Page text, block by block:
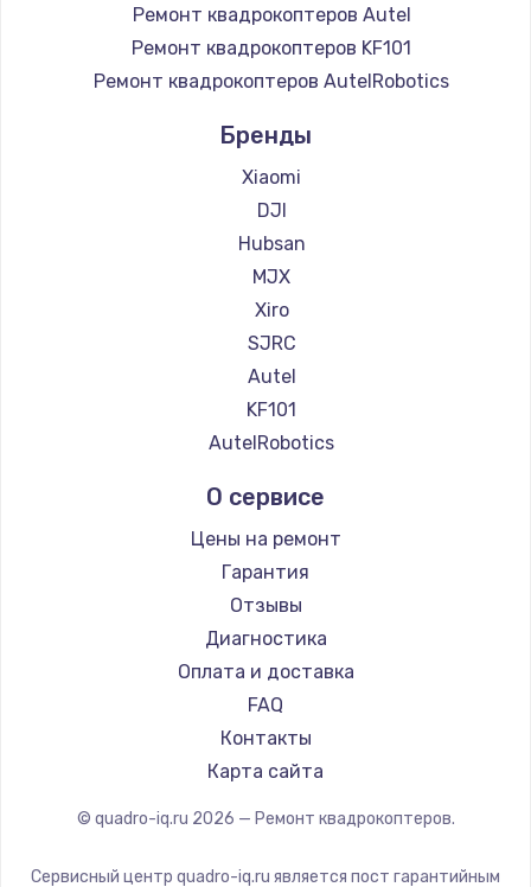
Ремонт квадрокоптеров Autel
Ремонт квадрокоптеров KF101
Ремонт квадрокоптеров AutelRobotics
Бренды
Xiaomi
DJI
Hubsan
MJX
Xiro
SJRC
Autel
KF101
AutelRobotics
О сервисе
Цены на ремонт
Гарантия
Отзывы
Диагностика
Оплата и доставка
FAQ
Контакты
Карта сайта
© quadro-iq.ru 2026 — Ремонт квадрокоптеров.
Сервисный центр quadro-iq.ru является пост гарантийным